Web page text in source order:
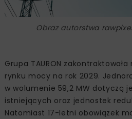
Obraz autorstwa
Grupa TAURON
rynku mocy na rok 2029.
w wolumenie 59,2 MW dotyczą
istniejących oraz jednostek
Natomiast 17-letni obowiązek